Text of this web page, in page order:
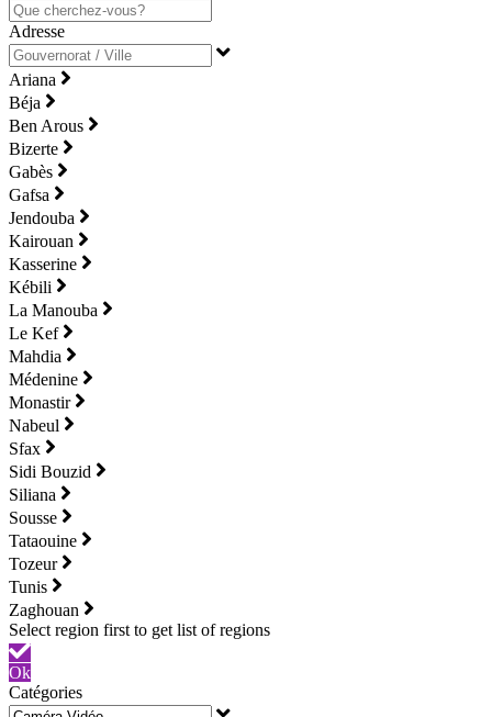
Adresse
Ariana
Béja
Ben Arous
Bizerte
Gabès
Gafsa
Jendouba
Kairouan
Kasserine
Kébili
La Manouba
Le Kef
Mahdia
Médenine
Monastir
Nabeul
Sfax
Sidi Bouzid
Siliana
Sousse
Tataouine
Tozeur
Tunis
Zaghouan
Ok
Catégories